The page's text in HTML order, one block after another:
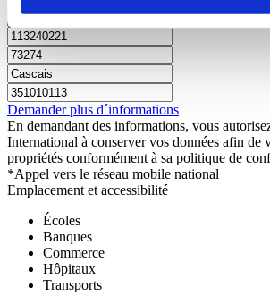
Demander plus d´informations
En demandant des informations, vous
International à conserver vos données afin de
propriétés conformément à sa politique de
*Appel vers le réseau mobile national
Emplacement et accessibilité
Écoles
Banques
Commerce
Hôpitaux
Transports